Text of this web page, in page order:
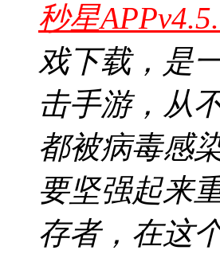
秒星
戏下载，是
击手游，从
都被病毒感
要坚强起来
存者，在这